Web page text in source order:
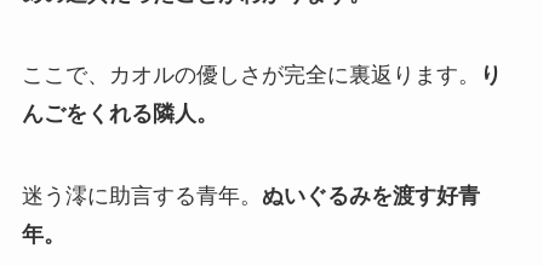
ここで、カオルの優しさが完全に裏返ります。
り
んごをくれる隣人。
迷う澪に助言する青年。 ぬいぐるみを渡す好青
年。